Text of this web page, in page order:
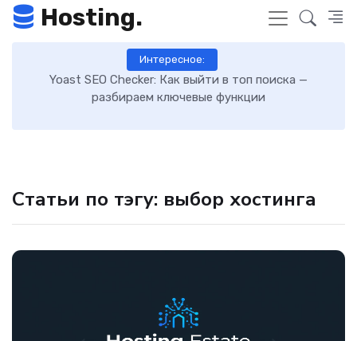
Hosting.
Интересное:
Yoast SEO Checker: Как выйти в топ поиска —
разбираем ключевые функции
Статьи по тэгу: выбор хостинга